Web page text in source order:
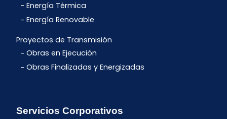
Energía Térmica
Energía Renovable
Proyectos de Transmisión
Obras en Ejecución
Obras Finalizadas y Energizadas
Servicios Corporativos